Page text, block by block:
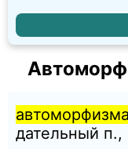
дательный п.,